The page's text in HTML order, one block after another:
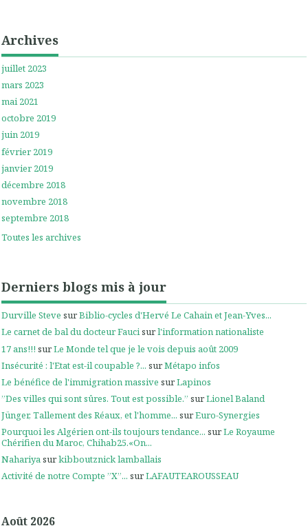
Archives
juillet 2023
mars 2023
mai 2021
octobre 2019
juin 2019
février 2019
janvier 2019
décembre 2018
novembre 2018
septembre 2018
Toutes les archives
Derniers blogs mis à jour
Durville Steve surBiblio-cycles d'Hervé Le Cahain et Jean-Yves...
Le carnet de bal du docteur Faucisurl'information nationaliste
17 ans!!! surLe Monde tel que je le vois depuis août 2009
Insécurité : l'Etat est-il coupable ?... surMétapo infos
Le bénéfice de l'immigration massive surLapinos
”Des villes qui sont sûres. Tout est possible.” surLionel Baland
Jünger, Tallement des Réaux, et l'homme... surEuro-Synergies
Pourquoi les Algérien ont-ils toujours tendance... surLe Royaume
Chérifien du Maroc, Chihab25.«On...
Nahariyasurkibboutznick lamballais
Activité de notre Compte ”X”... surLAFAUTEAROUSSEAU
Août 2026